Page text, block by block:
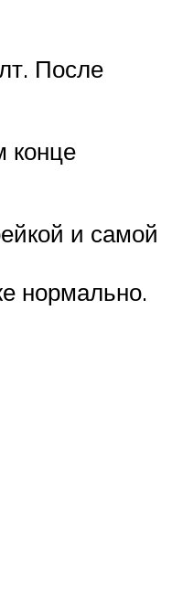
После
конце
и самой
нормально.